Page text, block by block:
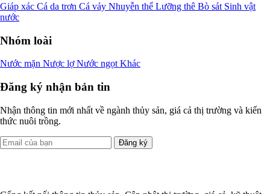
Giáp xác Cá da trơn Cá vảy Nhuyễn thể Lưỡng thê Bò sát Sinh vật
nước
Nhóm loài
Nước mặn Nược lợNước ngọtKhác
Đăng ký nhận bản tin
Nhận thông tin mới nhất về ngành thủy sản, giá cả thị trường và kiến
thức nuôi trồng.
Đăng ký